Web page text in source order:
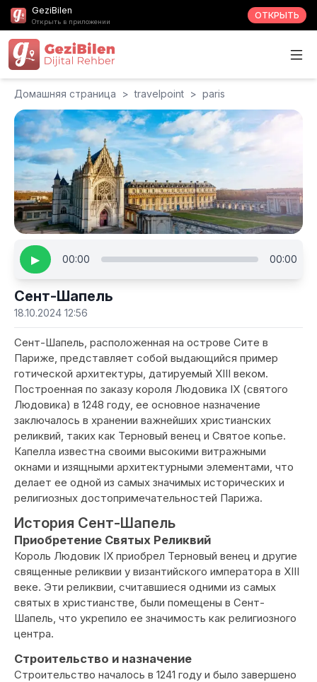
GeziBilen
Открыть в приложении
ОТКРЫТЬ
Домашняя страница > travelpoint > paris
▶ 00:00 00:00
Сент-Шапель
18.10.2024 12:56
Сент-Шапель, расположенная на острове Сите в
Париже, представляет собой выдающийся пример
готической архитектуры, датируемый XIII веком.
Построенная по заказу короля Людовика IX (святого
Людовика) в 1248 году, ее основное назначение
заключалось в хранении важнейших христианских
реликвий, таких как Терновый венец и Святое копье.
Капелла известна своими высокими витражными
окнами и изящными архитектурными элементами, что
делает ее одной из самых значимых исторических и
религиозных достопримечательностей Парижа.
История Сент-Шапель
Приобретение Святых Реликвий
Король Людовик IX приобрел Терновый венец и другие
священные реликвии у византийского императора в XIII
веке. Эти реликвии, считавшиеся одними из самых
святых в христианстве, были помещены в Сент-
Шапель, что укрепило ее значимость как религиозного
центра.
Строительство и назначение
Строительство началось в 1241 году и было завершено